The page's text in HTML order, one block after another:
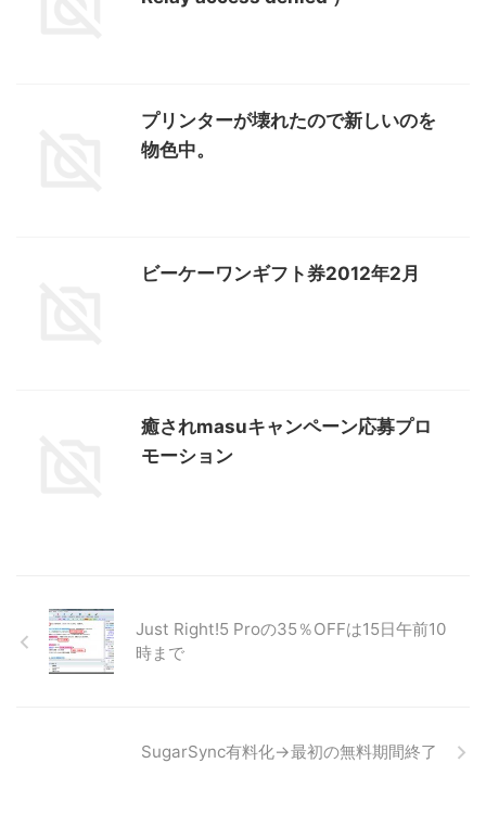
プリンターが壊れたので新しいのを
物色中。
ビーケーワンギフト券2012年2月
癒されmasuキャンペーン応募プロ
モーション
Just Right!5 Proの35％OFFは15日午前10
時まで
SugarSync有料化→最初の無料期間終了